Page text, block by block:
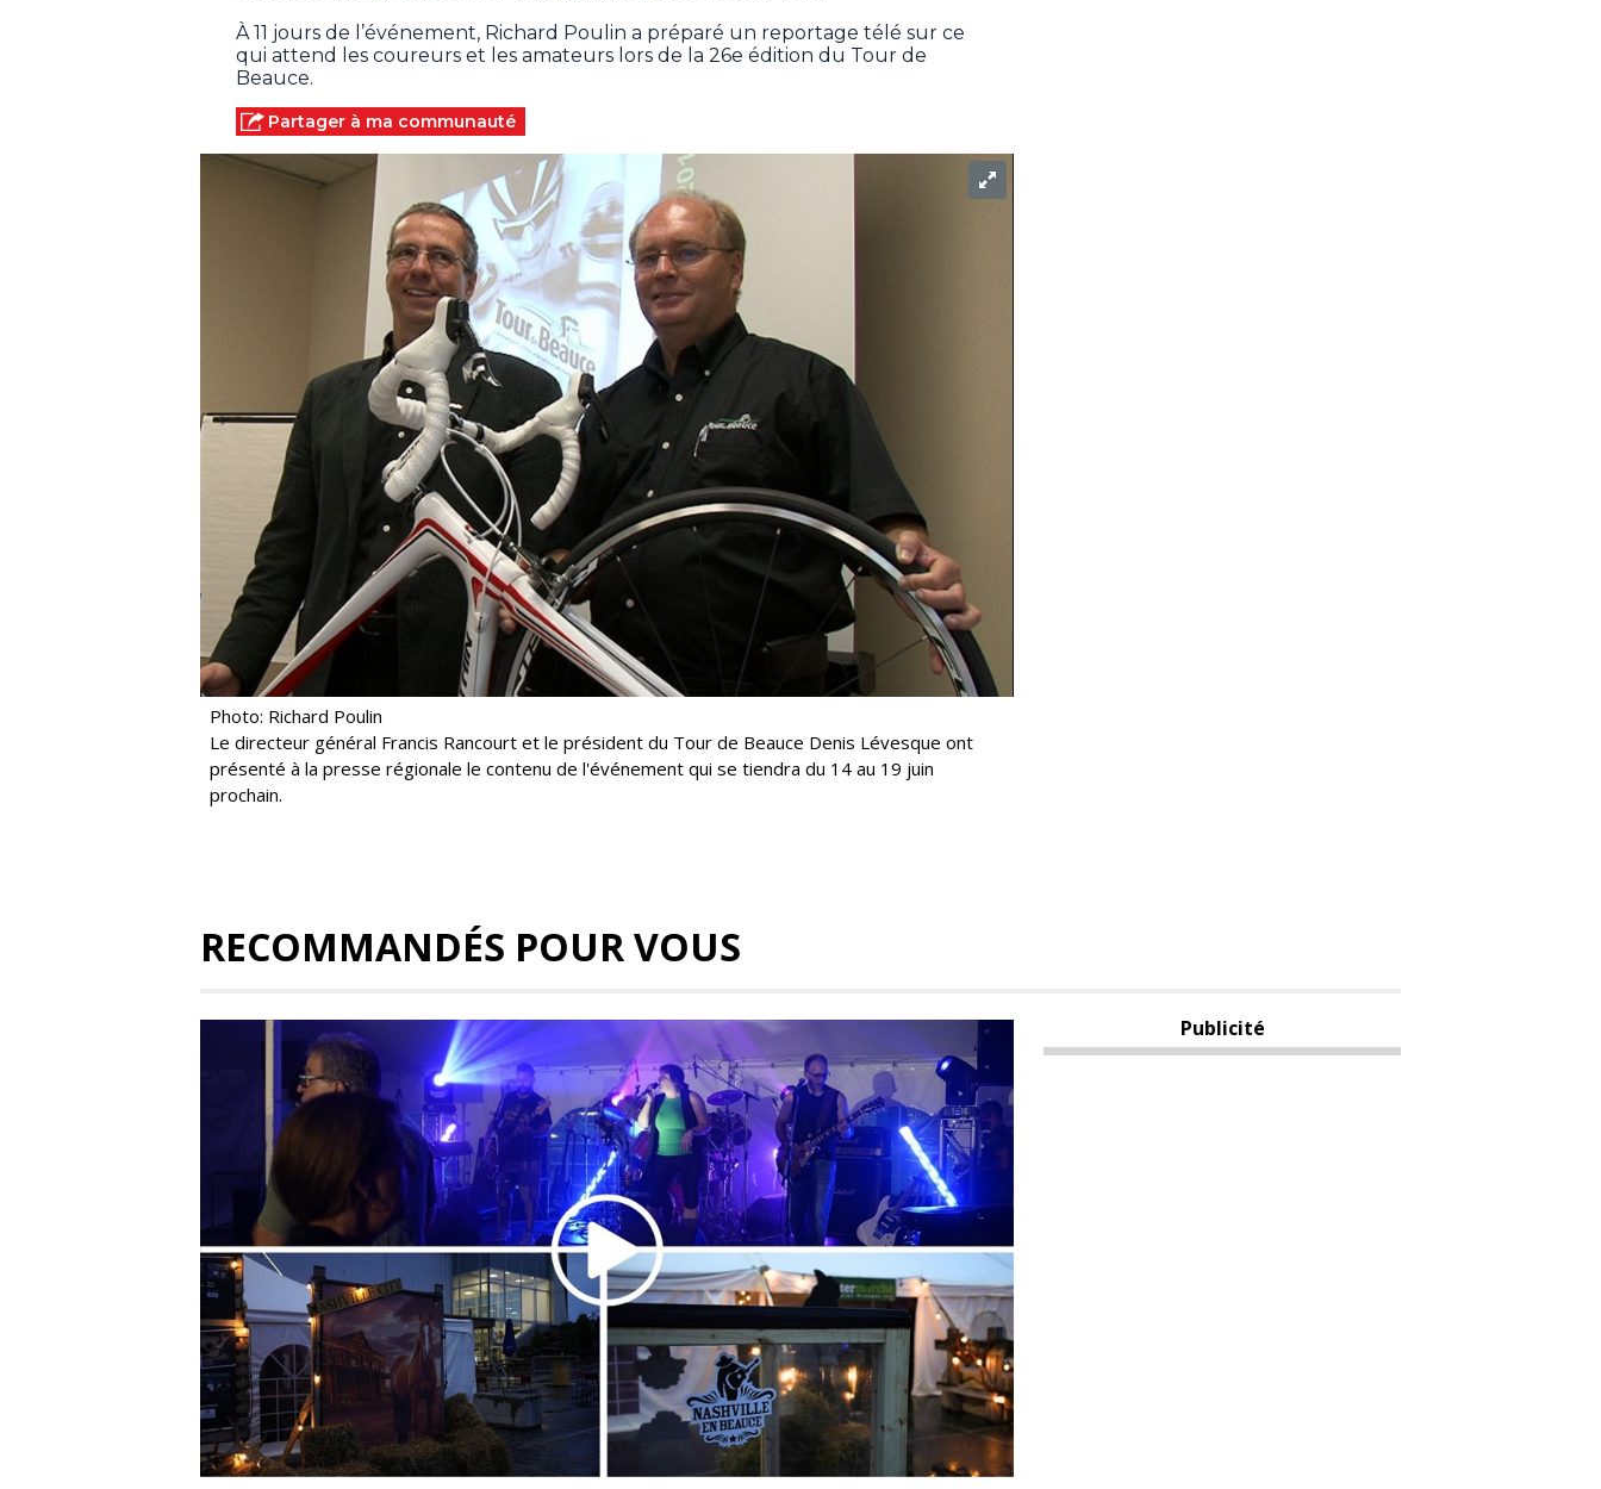
À 11 jours de l’événement, Richard Poulin a préparé un reportage télé sur ce
qui attend les coureurs et les amateurs lors de la 26e édition du Tour de
Beauce.
Partager à ma communauté
Photo: Richard Poulin
Le directeur général Francis Rancourt et le président du Tour de Beauce Denis Lévesque ont
présenté à la presse régionale le contenu de l'événement qui se tiendra du 14 au 19 juin
prochain.
RECOMMANDÉS POUR VOUS
Publicité